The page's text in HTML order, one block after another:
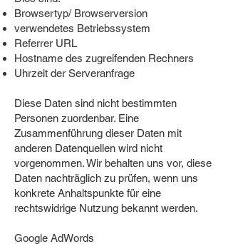
Browsertyp/ Browserversion
verwendetes Betriebssystem
Referrer URL
Hostname des zugreifenden Rechners
Uhrzeit der Serveranfrage
Diese Daten sind nicht bestimmten
Personen zuordenbar. Eine
Zusammenführung dieser Daten mit
anderen Datenquellen wird nicht
vorgenommen. Wir behalten uns vor, diese
Daten nachträglich zu prüfen, wenn uns
konkrete Anhaltspunkte für eine
rechtswidrige Nutzung bekannt werden.
Google AdWords